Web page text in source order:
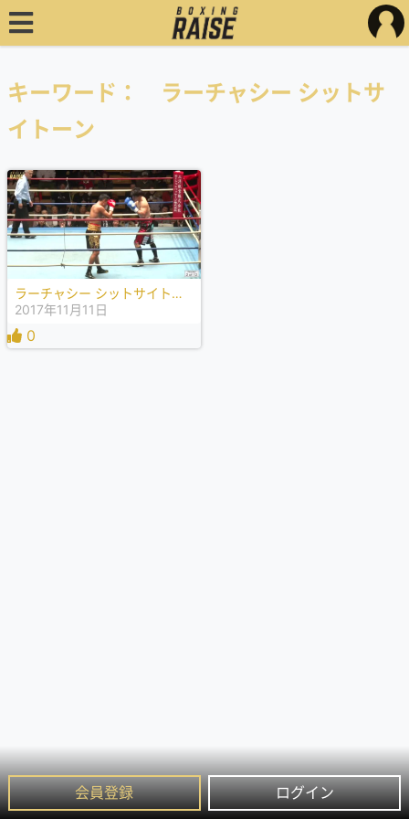
会員登録 ログイン
キーワード： ラーチャシー シットサ
イトーン
ラーチャシー シットサイトーン VS 井上 岳志
2017年11月11日
0